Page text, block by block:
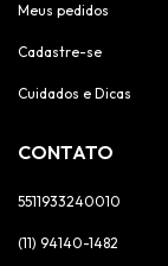
Meus pedidos
Cadastre-se
Cuidados e Dicas
CONTATO
5511933240010
(11) 94140-1482